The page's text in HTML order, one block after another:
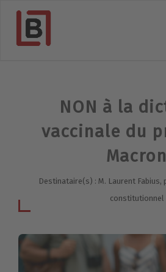
NON à la
vaccinale du
Macron
Destinataire(s) : M. Laurent Fabius,
constitutionnel